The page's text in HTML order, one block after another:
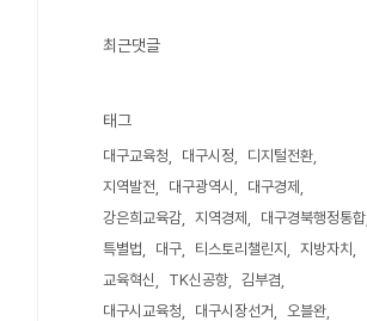
최근댓글
태그
대구교육청 대구시정
디지털전환
지역발전
대구광역시
대구경제
강은희교육감
지역경제
대구경북행정통합
특별법
대구 티스토리챌린지
지방자치
교육혁신
TK신공항
김부겸
대구시교육청
대구시장선거
오블완